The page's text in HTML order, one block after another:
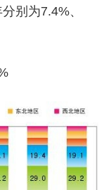
别为7.4%、